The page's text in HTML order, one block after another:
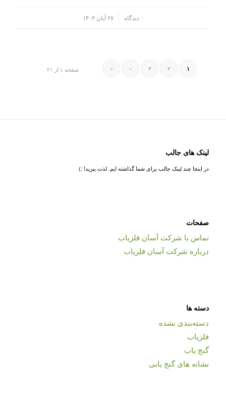
۰ دیدگاه ۲۷ آبان ۱۴۰۳
صفحه ۱ از ۲۱ ۱ ۲ ۳ ›
»
لینک های جالب
در اینجا چند لینک جالب برای شما گذاشته ایم. لذت ببرید! :)
صفحات
تماس با شرکت آسان فلزیاب
درباره شرکت آسان فلزیاب
دسته ها
دسته‌بندی نشده
فلزیاب
گنج یاب
نشانه های گنج یابی